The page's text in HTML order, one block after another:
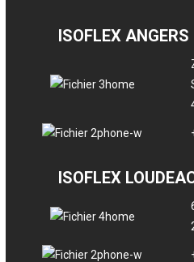
ISOFLEX ANGERS
ISOFLEX